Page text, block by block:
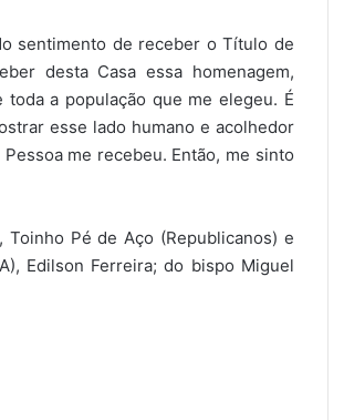
sentimento de receber o Título de
desta Casa essa homenagem,
a população que me elegeu. É
esse lado humano e acolhedor
me recebeu. Então, me sinto
Toinho Pé de Aço (Republicanos) e
Edilson Ferreira; do bispo Miguel